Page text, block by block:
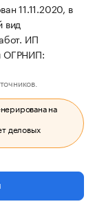
11.11.2020, в
вид
ИП
ОГРНИП:
на
деловых